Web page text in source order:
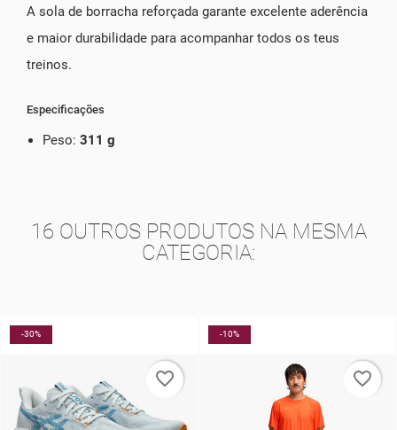
A sola de borracha reforçada garante excelente aderência
e maior durabilidade para acompanhar todos os teus
treinos.
Especificações
Peso: 311 g
16 OUTROS PRODUTOS NA MESMA
CATEGORIA:
-10%
favorite_border
-5%
favorite_border